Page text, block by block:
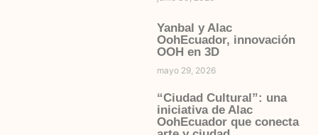
Yanbal y Alac
OohEcuador, innovación
OOH en 3D
mayo 29, 2026
“Ciudad Cultural”: una
iniciativa de Alac
OohEcuador que conecta